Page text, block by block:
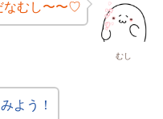
むし
なむし〜〜♡
よう！